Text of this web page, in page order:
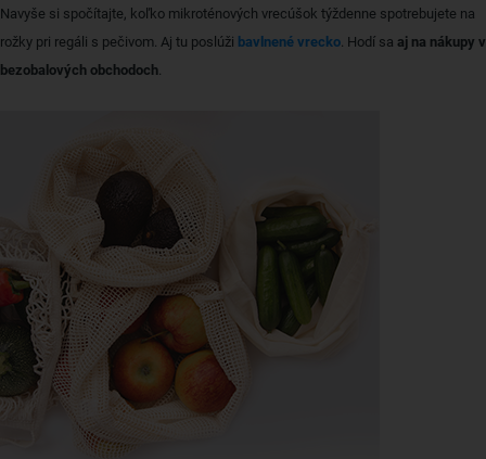
Navyše si spočítajte, koľko mikroténových vrecúšok týždenne spotrebujete na
rožky pri regáli s pečivom. Aj tu poslúži bavlnené vrecko . Hodí sa aj na nákupy v
bezobalových obchodoch